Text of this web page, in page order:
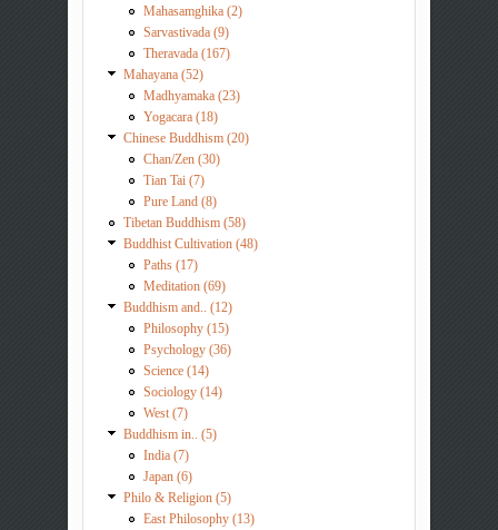
Mahasamghika (2)
Sarvastivada (9)
Theravada (167)
Mahayana (52)
Madhyamaka (23)
Yogacara (18)
Chinese Buddhism (20)
Chan/Zen (30)
Tian Tai (7)
Pure Land (8)
Tibetan Buddhism (58)
Buddhist Cultivation (48)
Paths (17)
Meditation (69)
Buddhism and.. (12)
Philosophy (15)
Psychology (36)
Science (14)
Sociology (14)
West (7)
Buddhism in.. (5)
India (7)
Japan (6)
Philo & Religion (5)
East Philosophy (13)